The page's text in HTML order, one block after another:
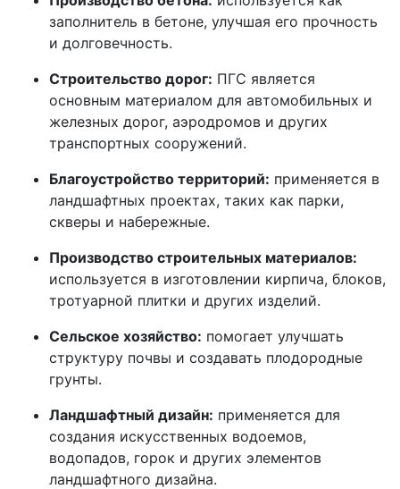
заполнитель в бетоне, улучшая его прочность
и долговечность.
Строительство дорог: ПГС является
основным материалом для автомобильных и
железных дорог, аэродромов и других
транспортных сооружений.
Благоустройство территорий: применяется в
ландшафтных проектах, таких как парки,
скверы и набережные.
Производство строительных материалов:
используется в изготовлении кирпича, блоков,
тротуарной плитки и других изделий.
Сельское хозяйство: помогает улучшать
структуру почвы и создавать плодородные
грунты.
Ландшафтный дизайн: применяется для
создания искусственных водоемов,
водопадов, горок и других элементов
ландшафтного дизайна.